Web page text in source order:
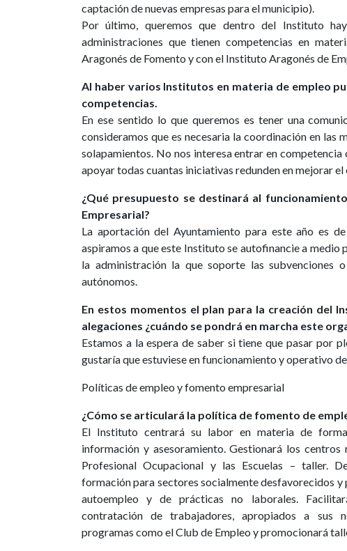
captación de nuevas empresas para el municipio).
Por último, queremos que dentro del Instituto
administraciones que tienen competencias en
Aragonés de Fomento y con el Instituto Aragonés de
Al haber varios Institutos en materia de empleo
competencias.
En ese sentido lo que queremos es tener una
consideramos que es necesaria la coordinación en
solapamientos. No nos interesa entrar en
apoyar todas cuantas iniciativas redunden en mejorar
¿Qué presupuesto se destinará al
Empresarial?
La aportación del Ayuntamiento para este año es
aspiramos a que este Instituto se autofinancie a medio
la administración la que soporte las subvenciones
autónomos.
En estos momentos el plan para la creación del
alegaciones ¿cuándo se pondrá en marcha este
Estamos a la espera de saber si tiene que pasar por
gustaría que estuviese en funcionamiento y operativo
Políticas de empleo y fomento empresarial
¿Cómo se articulará la política de fomento de
El Instituto centrará su labor en materia de
información y asesoramiento. Gestionará los centros
Profesional Ocupacional y las Escuelas – taller.
formación para sectores socialmente desfavorecidos
autoempleo y de prácticas no laborales.
contratación de trabajadores, apropiados a sus
programas como el Club de Empleo y promocionará